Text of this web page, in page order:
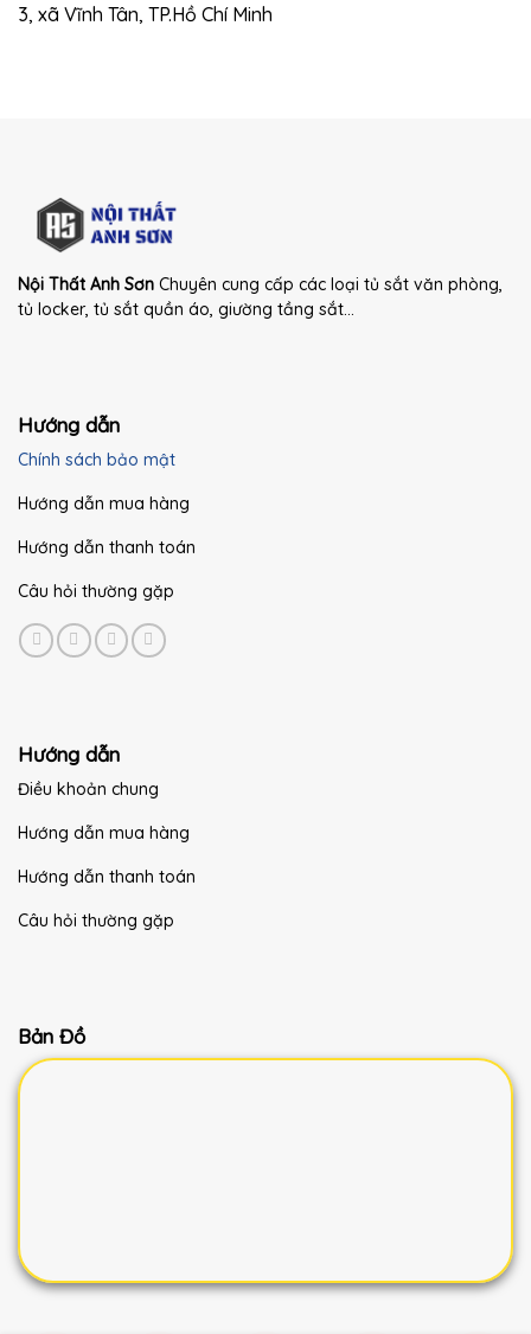
3, xã Vĩnh Tân, TP.Hồ Chí Minh
Nội Thất Anh Sơn Chuyên cung cấp các loại tủ sắt văn phòng,
tủ locker, tủ sắt quần áo, giường tầng sắt...
Hướng dẫn
Chính sách bảo mật
Hướng dẫn mua hàng
Hướng dẫn thanh toán
Câu hỏi thường gặp
Hướng dẫn
Điều khoản chung
Hướng dẫn mua hàng
Hướng dẫn thanh toán
Câu hỏi thường gặp
Bản Đồ